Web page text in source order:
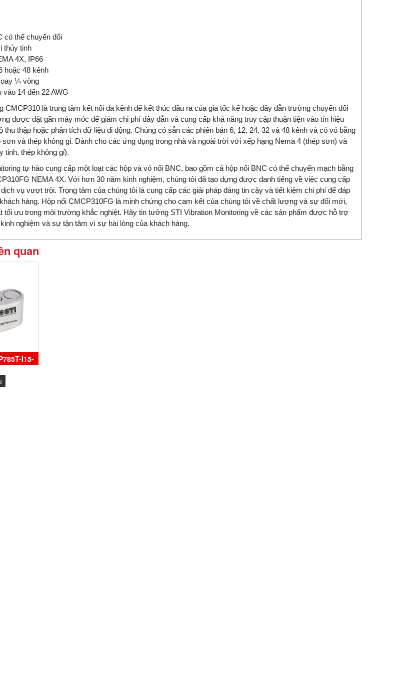
có thể chuyển đổi
thủy tinh
4X, IP66
hoặc 48 kênh
¼ vòng
vào 14 đến 22 AWG
CMCP310 là trung tâm kết nối đa kênh để kết thúc đầu ra của gia tốc kế hoặc dây dẫn trường chuyển đổi
được đặt gần máy móc để giảm chi phí dây dẫn và cung cấp khả năng truy cập thuận tiện vào tín hiệu
thu thập hoặc phân tích dữ liệu di động. Chúng có sẵn các phiên bản 6, 12, 24, 32 và 48 kênh và có vỏ bằng
và thép không gỉ. Dành cho các ứng dụng trong nhà và ngoài trời với xếp hạng Nema 4 (thép sơn) và
tinh, thép không gỉ).
tự hào cung cấp một loạt các hộp và vỏ nối BNC, bao gồm cả hộp nối BNC có thể chuyển mạch bằng
NEMA 4X. Với hơn 30 năm kinh nghiệm, chúng tôi đã tạo dựng được danh tiếng về việc cung cấp
vụ vượt trội. Trọng tâm của chúng tôi là cung cấp các giải pháp đáng tin cậy và tiết kiệm chi phí để đáp
hàng. Hộp nối CMCP310FG là minh chứng cho cam kết của chúng tôi về chất lượng và sự đổi mới,
tối ưu trong môi trường khắc nghiệt. Hãy tin tưởng STI Vibration Monitoring về các sản phẩm được hỗ trợ
nghiệm và sự tận tâm vì sự hài lòng của khách hàng.
quan
I15-